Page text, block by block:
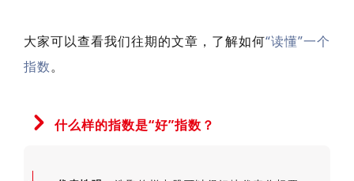
大家可以查看我们往期的文章，了解如何“读懂”一个
指数。
什么样的指数是“好”指数？